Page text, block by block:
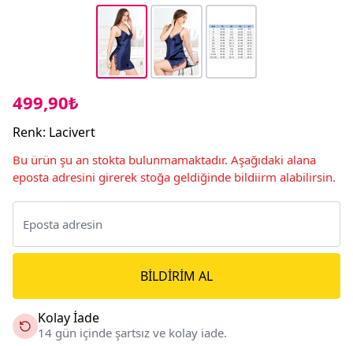
499,90₺
Renk: Lacivert
Bu ürün şu an stokta bulunmamaktadır. Aşağıdaki alana
eposta adresini girerek stoğa geldiğinde bildiirm alabilirsin.
BILDIRIM AL
Kolay İade
14 gün içinde şartsız ve kolay iade.